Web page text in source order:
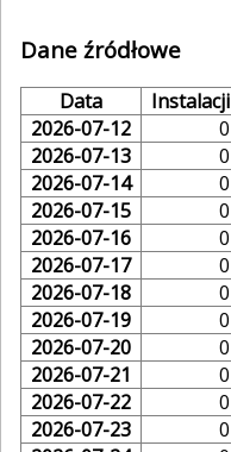
Dane źródłowe
Data Instalacji
2026-07-12
0
2026-07-13
0
2026-07-14
0
2026-07-15
0
2026-07-16
0
2026-07-17
0
2026-07-18
0
2026-07-19
0
2026-07-20
0
2026-07-21
0
2026-07-22
0
2026-07-23
0